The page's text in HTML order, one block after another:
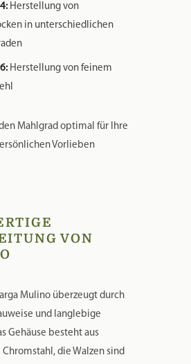
Herstellung von
in unterschiedlichen
Herstellung von feinem
Mahlgrad optimal für Ihre
Vorlieben
VON
Mulino überzeugt durch
und langlebige
Gehäuse besteht aus
die Walzen sind